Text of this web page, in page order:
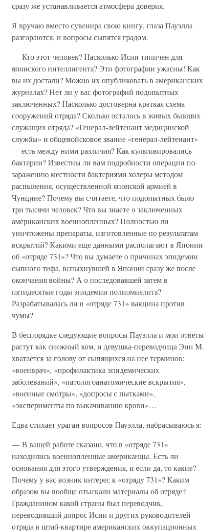
сразу же устанавливается атмосфера доверия.
Я вручаю вместо сувенира свою книгу, глаза Пауэлла
разгораются, и вопросы сыпятся градом.
— Кто этот человек? Насколько Исии типичен для
японского интеллигента? Эти фотографии ужасны! Как
вы их достали? Можно их опубликовать в американских
журналах? Нет ли у вас фотографий подопытных
заключенных? Насколько достоверна краткая схема
сооружений отряда? Сколько осталось в живых бывших
служащих отряда? «Генерал-лейтенант медицинской
службы» и общевойсковое звание «генерал-лейтенант»
— есть между ними различия? Как культивировались
бактерии? Известны ли вам подробности операции по
заражению местности бактериями холеры методом
распыления, осуществленной японской армией в
Чунцине? Почему вы считаете, что подопытных было
три тысячи человек? Что вы знаете о заключенных
американских военнопленных? Полностью ли
уничтожены препараты, изготовленные по результатам
вскрытий? Какими еще данными располагают в Японии
об «отряде 731»? Что вы думаете о причинах эпидемии
сыпного тифа, вспыхнувшей в Японии сразу же после
окончания войны? А о последовавшей затем в
пятидесятые годы эпидемии полиомиелита?
Разрабатывалась ли в «отряде 731» вакцина против
чумы?
В беспорядке следующие вопросы Пауэлла и мои ответы
растут как снежный ком, и девушка-переводчица Энн М.
хватается за голову от сыпящихся на нее терминов:
«военврач», «профилактика эпидемических
заболеваний», «патологоанатомические вскрытия»,
«военные смотры», «допросы с пытками»,
«эксперименты по выкачиванию крови»…
Едва стихает ураган вопросов Пауэлла, набрасываюсь я:
— В вашей работе сказано, что в «отряде 731»
находились военнопленные американцы. Есть ли
основания для этого утверждения, и если да, то какие?
Почему у вас возник интерес к «отряду 731»? Каким
образом вы вообще отыскали материалы об отряде?
Гражданином какой страны был переводчик,
переводивший допрос Исии и других руководителей
отряда в штаб-квартире американских оккупационных